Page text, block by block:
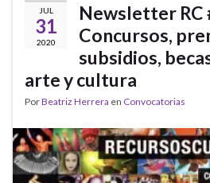
JUL
31
2020
Newsletter RC
Concursos,
subsidios,
arte y cultura
PorBeatriz Herrera en Convocatorias